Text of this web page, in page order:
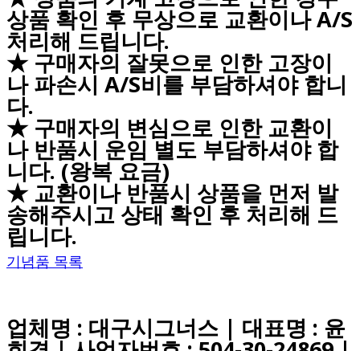
상품 확인 후 무상으로 교환이나 A/S
처리해 드립니다.
★ 구매자의 잘못으로 인한 고장이
나 파손시 A/S비를 부담하셔야 합니
다.
★ 구매자의 변심으로 인한 교환이
나 반품시 운임 별도 부담하셔야 합
니다. (왕복 요금)
★ 교환이나 반품시 상품을 먼저 발
송해주시고 상태 확인 후 처리해 드
립니다.
기념품 목록
업체명 : 대구시그너스 | 대표명 : 윤